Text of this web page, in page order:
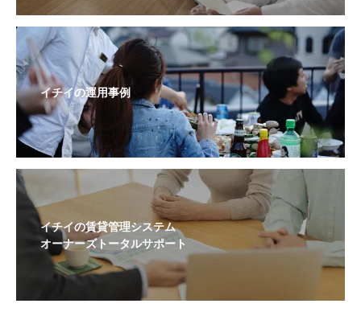
イチイの運用事例
イチイの賃貸管理システム
オーナーズトータルサポート